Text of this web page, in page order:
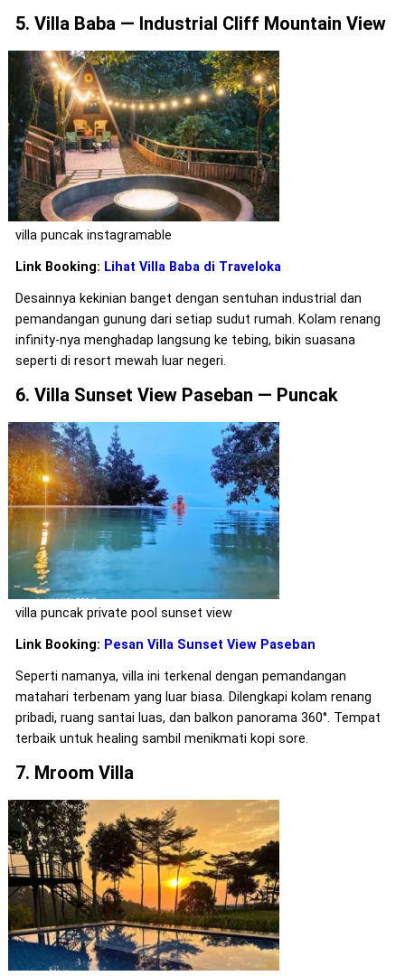
5. Villa Baba — Industrial Cliff Mountain View
villa puncak instagramable
Link Booking: Lihat Villa Baba di Traveloka
Desainnya kekinian banget dengan sentuhan industrial dan
pemandangan gunung dari setiap sudut rumah. Kolam renang
infinity-nya menghadap langsung ke tebing, bikin suasana
seperti di resort mewah luar negeri.
6. Villa Sunset View Paseban — Puncak
villa puncak private pool sunset view
Link Booking: Pesan Villa Sunset View Paseban
Seperti namanya, villa ini terkenal dengan pemandangan
matahari terbenam yang luar biasa. Dilengkapi kolam renang
pribadi, ruang santai luas, dan balkon panorama 360°. Tempat
terbaik untuk healing sambil menikmati kopi sore.
7. Mroom Villa